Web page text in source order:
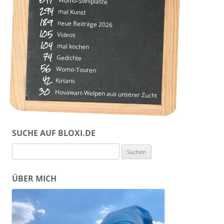
294 mal Kunst
189 neue Beiträge 2026
105 Videos
104 mal kochen
74 Gedichte
56 Womo-Touren
42 Kirtans
30 Hovawart-Welpen aus unserer Zucht
SUCHE AUF BLOXI.DE
nach:
ÜBER MICH